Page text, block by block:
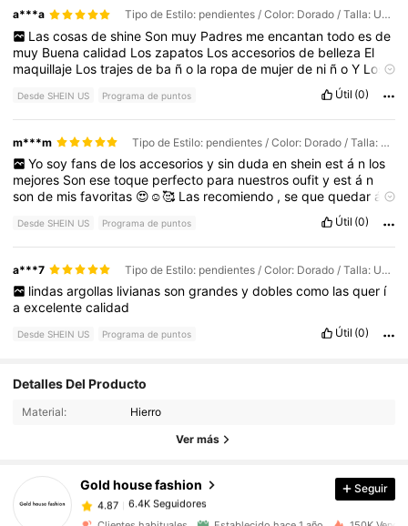
a***a Tipo de Estilo: pendientes / Color: Dorado / Talla: Unitalla
Las cosas de shine Son muy Padres me encantan todo es de
muy Buenacalidad Los zapatos Losaccesoriosde belleza El
maquillaje Lostrajesde ba ño la ropade mujerde ni ñoY Los
aretes
sonhermosos entreotrasmuchas
que
recomiendodemasiadocomprarenestapáginaLasmedidas
general siempre
que
Loszapatos todoloquehe comprado mehasalido demuy
BuenacalidadmeHantocadocosas quenotantopero a ú nas
ínome arrepientoYvolveríaA comprarenestapáginame
encanta
Desde SHEIN US Programa de puntos Útil (0)
m***m Tipo de Estilo: pendientes / Color: Dorado / Talla: Unitalla
Yo soy fans de los accesorios y sin duda en shein est á n los
mejores Sonesetoque perfecto para nuestrosoufityestá n
sonde misfavoritas 😍☺️🥰 Las recomiendo ,sequequedar án
incluso
puedenverquemás hecomprado unaocasió
porquemuchasamistadesmelahanpedidoporquesonuna
belleza
😍 😊 Totalmente
Desde SHEIN US Programa de puntos Útil (0)
a***7 Tipo de Estilo: pendientes / Color: Dorado / Talla: Unitalla
lindas argollas livianas son grandes y dobles como las quer í
aexcelentecalidad
Desde SHEIN US Programa de puntos Útil (0)
Detalles Del Producto
Material: Hierro
Ver más
Gold house fashion
4.87 6.4K Seguidores
6.4K Seguidores
c***0 pagóHace 1 horas
Seguir